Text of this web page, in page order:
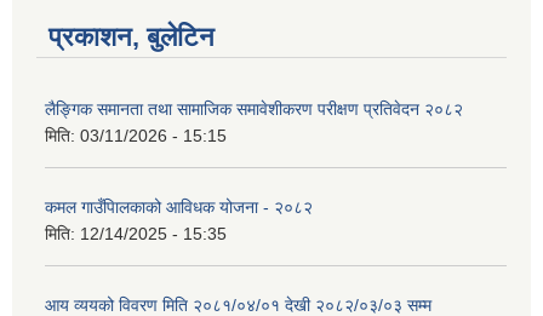
प्रकाशन, बुलेटिन
लैङ्गिक समानता तथा सामाजिक समावेशीकरण परीक्षण प्रतिवेदन २०८२
मिति: 03/11/2026 - 15:15
कमल गाउँपािलकाको आविधक योजना - २०८२
मिति: 12/14/2025 - 15:35
आय व्ययको विवरण मिति २०८१/०४/०१ देखी २०८२/०३/०३ सम्म